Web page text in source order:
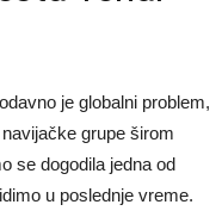
je globalni problem,
grupe širom
se dogodila jedna od
u poslednje vreme.